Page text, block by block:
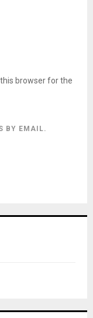
browser for the
BY EMAIL.